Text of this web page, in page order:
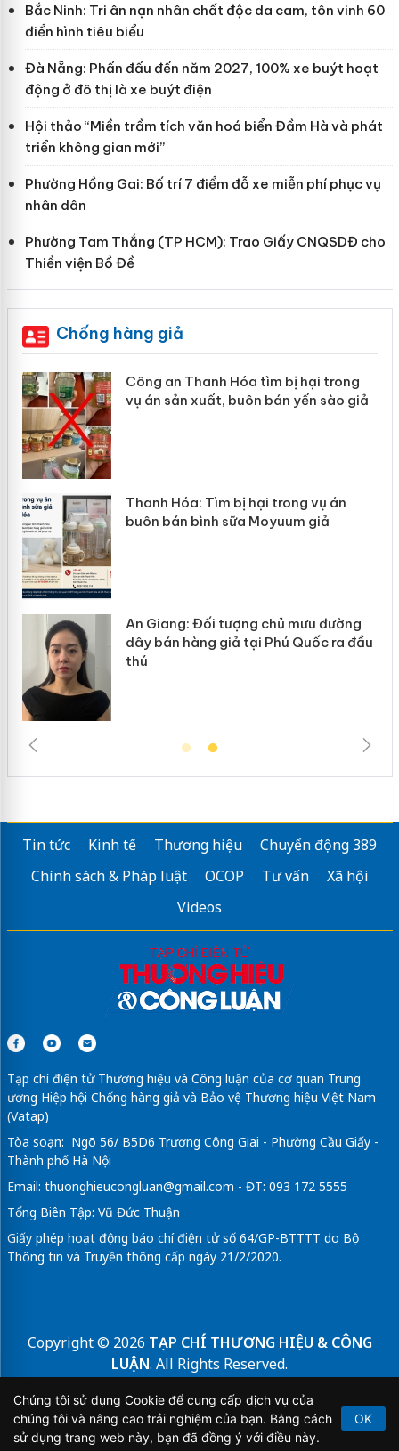
Bắc Ninh: Tri ân nạn nhân chất độc da cam, tôn vinh 60
điển hình tiêu biểu
Đà Nẵng: Phấn đấu đến năm 2027, 100% xe buýt hoạt
động ở đô thị là xe buýt điện
Hội thảo “Miền trầm tích văn hoá biển Đầm Hà và phát
triển không gian mới”
Phường Hồng Gai: Bố trí 7 điểm đỗ xe miễn phí phục vụ
nhân dân
Phường Tam Thắng (TP HCM): Trao Giấy CNQSDĐ cho
Thiền viện Bồ Đề
Chống hàng giả
Hóa tìm bị hại trong
buôn bán yến sào giả
bị hại trong vụ án
sữa Moyuum giả
tượng chủ mưu đường
giả tại Phú Quốc ra đầu
Lào Cai xử lý 83
mại trong tháng 7
Hưng Yên: Xử lý 6
hàng giả mạo
Cà Mau: Tiêu hủy
ngàn sản phẩm
Tin tức Kinh tế Thương hiệu
Chuyển động 389
Chính sách & Pháp luật
OCOP Tư vấn
Xã hội
Videos
Tạp chí điện tử Thương hiệu và Công luận của cơ quan Trung
ương Hiệp hội Chống hàng giả và Bảo vệ Thương hiệu Việt Nam
(Vatap)
Tòa soạn: Ngõ 56/ B5D6 Trương Công Giai - Phường Cầu Giấy -
Thành phố Hà Nội
Email: thuonghieucongluan@gmail.com - ĐT: 093 172 5555
Tổng Biên Tập: Vũ Đức Thuận
Giấy phép hoạt động báo chí điện tử số 64/GP-BTTTT do Bộ
Thông tin và Truyền thông cấp ngày 21/2/2020.
Copyright © 2026 TẠP CHÍ THƯƠNG HIỆU & CÔNG
LUẬN. All Rights Reserved.
Bản quyền thuộc Tạp chí Thương hiệu và Công luận. Cấm
sao chép dưới mọi hình thức nếu không có sự chấp thuận
bằng văn bản.
Chúng tôi sử dụng Cookie để cung cấp dịch vụ của
chúng tôi và nâng cao trải nghiệm của bạn. Bằng cách
sử dụng trang web này, bạn đã đồng ý với điều này.
OK